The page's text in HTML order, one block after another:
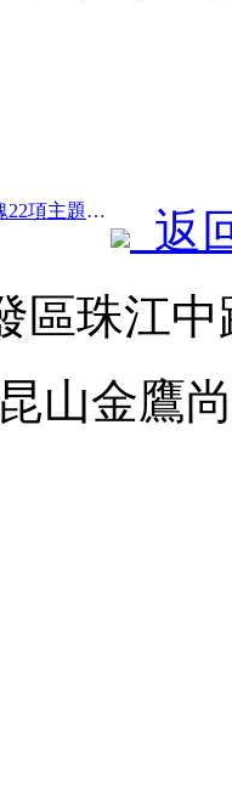
前一篇：文旅部：推出7大板塊22項主題活動
返
區珠江
昆山金